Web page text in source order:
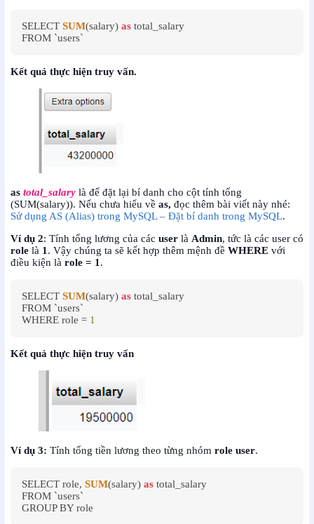
SELECT SUM(salary) as total_salary
FROM `users`
Kết quả thực hiện truy vấn.
as total_salary là để đặt lại bí danh cho cột tính tổng
(SUM(salary)). Nếu chưa hiểu về as, đọc thêm bài viết này nhé:
Sử dụng AS (Alias) trong MySQL – Đặt bí danh trong MySQL.
Ví dụ 2: Tính tổng lương của các user là Admin, tức là các user có
role là 1 . Vậy chúng ta sẽ kết hợp thêm mệnh đề WHERE với
điều kiện là role = 1 .
SELECT SUM(salary) as total_salary
FROM `users`
WHERE role = 1
Kết quả thực hiện truy vấn
Ví dụ 3: Tính tổng tiền lương theo từng nhóm role user.
SELECT role, SUM(salary) as total_salary
FROM `users`
GROUP BY role